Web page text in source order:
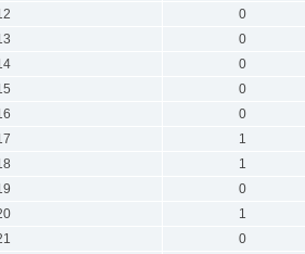
0
0
0
0
0
1
1
0
1
0